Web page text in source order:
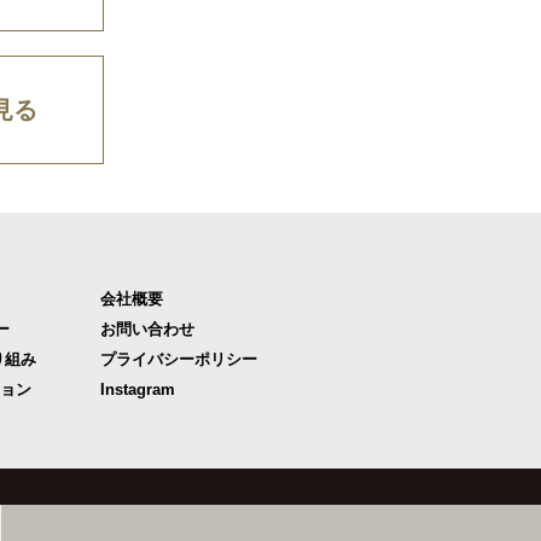
る
組み
ン
会社概要
お問い合わせ
プライバシーポリシー
Instagram